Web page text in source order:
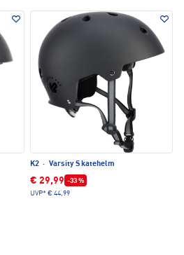
K2 · Varsity Skatehelm
€ 29,99 -33 %
UVP* € 44,99